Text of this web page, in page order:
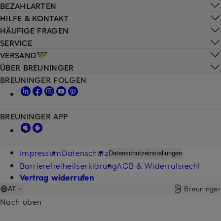
HILFE & KONTAKT
HÄUFIGE FRAGEN
SERVICE
VERSAND
BEZAHLARTEN
ÜBER BREUNINGER
BREUNINGER FOLGEN
BREUNINGER APP
ImpressumDatenschutz Datenschutzeinstellungen
BarrierefreiheitserklärungAGB & Widerrufsrecht
Vertrag widerrufen
AT Breuninger
Nach oben